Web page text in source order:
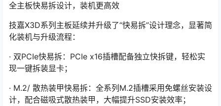
全主板快易拆设计，装机更高效
技嘉X3D系列主板延续并升级了“快易拆”设计理念，显著简
化装机与升级流程：
· 双PCIe快易拆：PCIe x16插槽配备独立快拆键，轻松实
现一键拆装显卡；
· M.2/ 散热装甲快易拆：全系列M.2插槽采用免螺丝安装设
计，配合磁吸式散热装甲，大幅提升SSD安装效率；